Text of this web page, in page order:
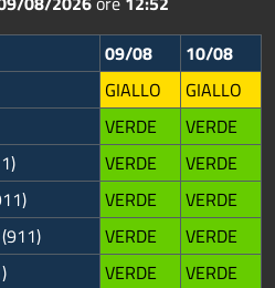
09/08
10/08
GIALLO
GIALLO
VERDE
VERDE
VERDE
VERDE
VERDE
VERDE
VERDE
VERDE
VERDE VERDE